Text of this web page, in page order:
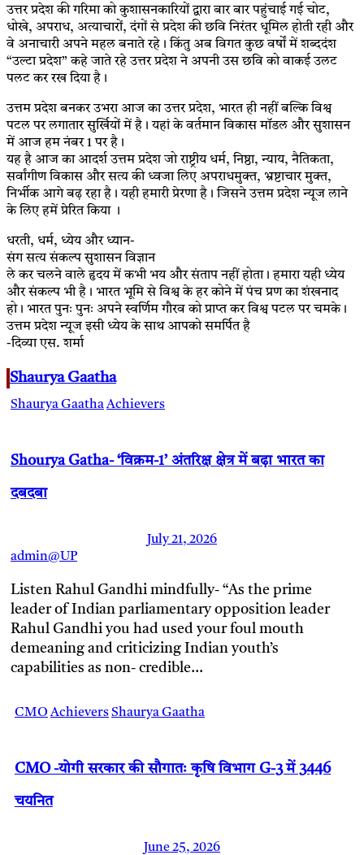
उत्तर प्रदेश की गरिमा को कुशासनकारियों द्वारा बार बार पहुंचाई गई चोट,
धोखे, अपराध, अत्याचारों, दंगों से प्रदेश की छवि निरंतर धूमिल होती रही और
वे अनाचारी अपने महल बनाते रहे। किंतु अब विगत कुछ वर्षों में शब्ददंश
“उल्टा प्रदेश” कहे जाते रहे उत्तर प्रदेश ने अपनी उस छवि को वाकई उलट
पलट कर रख दिया है।
उत्तम प्रदेश बनकर उभरा आज का उत्तर प्रदेश, भारत ही नहीं बल्कि विश्व
पटल पर लगातार सुर्खियों में है। यहां के वर्तमान विकास मॉडल और सुशासन
में आज हम नंबर 1 पर है।
यह है आज का आदर्श उत्तम प्रदेश जो राष्ट्रीय धर्म, निष्ठा, न्याय, नैतिकता,
सर्वांगीण विकास और सत्य की ध्वजा लिए अपराधमुक्त, भ्रष्टाचार मुक्त,
निर्भीक आगे बढ़ रहा है। यही हमारी प्रेरणा है। जिसने उत्तम प्रदेश न्यूज लाने
के लिए हमें प्रेरित किया ।
धरती, धर्म, ध्येय और ध्यान-
संग सत्य संकल्प सुशासन विज्ञान
ले कर चलने वाले हृदय में कभी भय और संताप नहीं होता। हमारा यही ध्येय
और संकल्प भी है। भारत भूमि से विश्व के हर कोने में पंच प्रण का शंखनाद
हो। भारत पुनः पुनः अपने स्वर्णिम गौरव को प्राप्त कर विश्व पटल पर चमके।
उत्तम प्रदेश न्यूज इसी ध्येय के साथ आपको समर्पित है
-दिव्या एस. शर्मा
Shaurya Gaatha
Shaurya GaathaAchievers
Shourya Gatha- ‘विक्रम-1’ अंतरिक्ष क्षेत्र में बढ़ा भारत का
दबदबा
July 21, 2026
admin@UP
Listen Rahul Gandhi mindfully- “As the prime
leader of Indian parliamentary opposition leader
Rahul Gandhi you had used your foul mouth
demeaning and criticizing Indian youth’s
capabilities as non- credible…
CMO AchieversShaurya Gaatha
CMO -योगी सरकार की सौगातः कृषि विभाग G-3 में 3446
चयनित
June 25, 2026